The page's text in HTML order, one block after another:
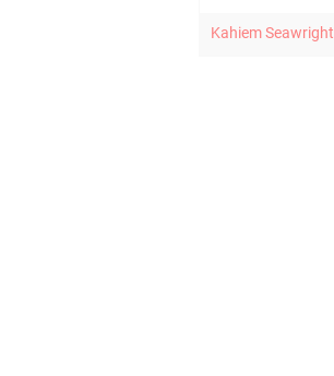
Kahiem Seawright